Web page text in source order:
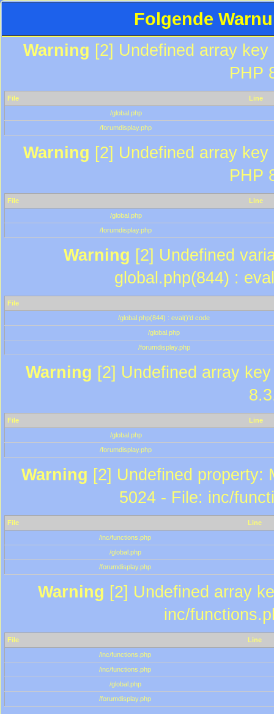
Folgende
Warning [2] Undefined array
PHP
File
Line
/global.php
/forumdisplay.php
Warning [2] Undefined array
PHP
File
Line
/global.php
/forumdisplay.php
Warning [2] Undefined
global.php(844) :
File
/global.php(844) : eval()'d code
/global.php
/forumdisplay.php
Warning [2] Undefined array
File
Line
/global.php
/forumdisplay.php
Warning [2] Undefined property:
5024 - File: inc/
File
Line
/inc/functions.php
/global.php
/forumdisplay.php
Warning [2] Undefined array
inc/
File
Line
/inc/functions.php
/inc/functions.php
/global.php
/forumdisplay.php